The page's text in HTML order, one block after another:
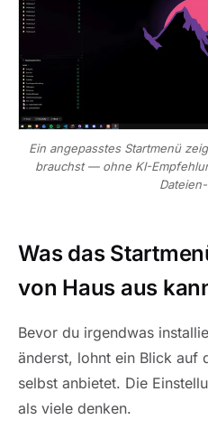
Ein angepasstes Startmenü
brauchst — ohne KI-
Was das
von Haus aus
Bevor du irgendwas
änderst, lohnt ein Blick auf
selbst anbietet. Die
als viele denken.